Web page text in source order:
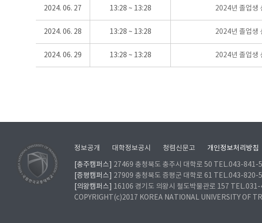
2024. 06. 27 13:28 ~ 13:28 2024년 졸업생
2024. 06. 28 13:28 ~ 13:28 2024년 졸업생
2024. 06. 29 13:28 ~ 13:28 2024년 졸업생
정보공개 대학정보공시 청렴신문고 개인정보처리방침
[충주캠퍼스]
27469 충청북도 충주시 대학로 50 TEL.043-841-
[증평캠퍼스]
27909 충청북도 증평군 대학로 61 TEL.043-820-
[의왕캠퍼스]
16106 경기도 의왕시 철도박물관로 157
COPYRIGHT(c)2017 KOREA NATIONAL UNIVERSITY OF